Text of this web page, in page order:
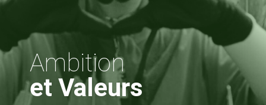
Ambition
et Valeurs